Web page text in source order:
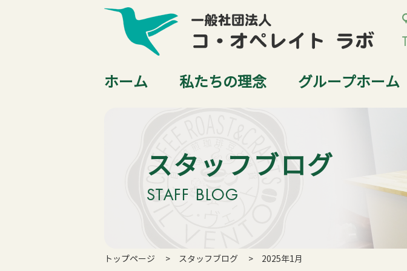
ホーム 私たちの理念 グループホーム
スタッフブログ
STAFF BLOG
トップページ スタッフブログ 2025年1月